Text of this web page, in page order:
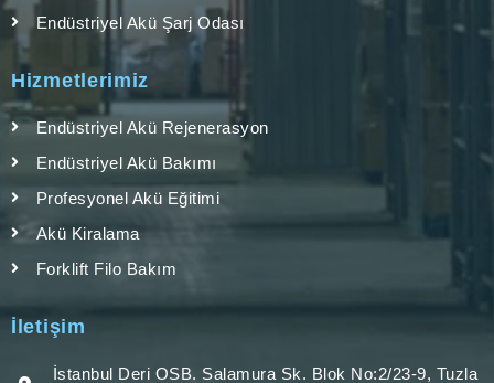
Endüstriyel Akü Şarj Odası
Hizmetlerimiz
Endüstriyel Akü Rejenerasyon
Endüstriyel Akü Bakımı
Profesyonel Akü Eğitimi
Akü Kiralama
Forklift Filo Bakım
İletişim
İstanbul Deri OSB. Salamura Sk. Blok No:2/23-9, Tuzla